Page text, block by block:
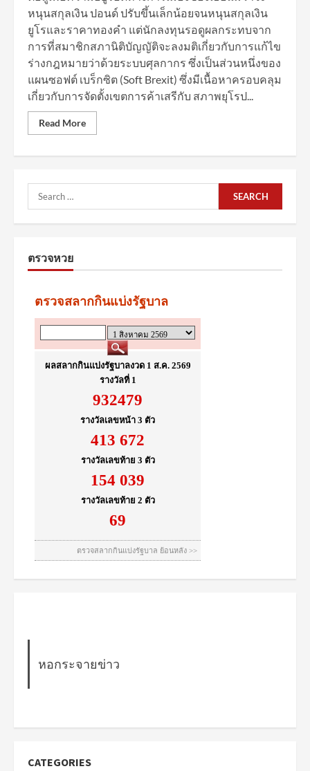
หนุนสกุลเงิน ปอนด์ ปรับขึ้นเล็กน้อยจนหนุนสกุลเงิน
ยูโรและราคาทองคำ แต่นักลงทุนรอดูผลกระทบจาก
การที่สมาชิกสภานิติบัญญัติจะลงมติเกี่ยวกับการแก้ไข
ร่างกฎหมายว่าด้วยระบบศุลกากร ซึ่งเป็นส่วนหนึ่งของ
แผนซอฟต์ เบร็กซิต (Soft Brexit) ซึ่งมีเนื้อหาครอบคลุม
เกี่ยวกับการจัดตั้งเขตการค้าเสรีกับ สภาพยุโรป...
Read More
Search
for:
ตรวจหวย
หอกระจายข่าว
CATEGORIES